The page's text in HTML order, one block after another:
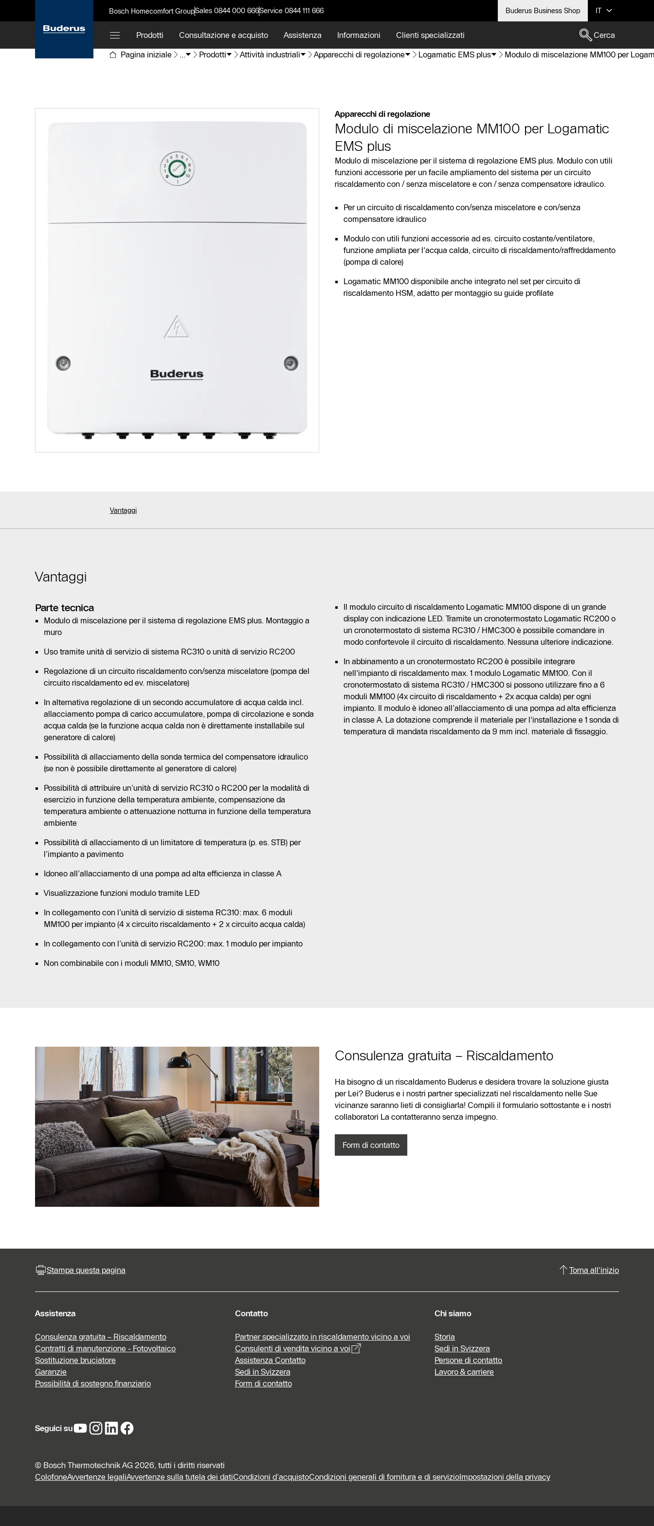
Bosch Homecomfort GroupSales 0844 000 666Service 0844 111 666 Buderus Business Shop IT
Prodotti Consultazione e acquisto Assistenza Informazioni Clienti specializzati
Cerca
Pagina iniziale
... Prodotti Attività industriali Apparecchi di regolazione Logamatic EMS plus Modulo di miscelazione MM100 per
Apparecchi di regolazione
Modulo di miscelazione MM100 per Logamatic
EMS plus
Modulo di miscelazione per il sistema di regolazione EMS plus. Modulo con utili
funzioni accessorie per un facile ampliamento del sistema per un circuito
riscaldamento con / senza miscelatore e con / senza compensatore idraulico.
Per un circuito di riscaldamento con/senza miscelatore e con/senza
compensatore idraulico
Modulo con utili funzioni accessorie ad es. circuito costante/ventilatore,
funzione ampliata per l'acqua calda, circuito di riscaldamento/raffreddamento
(pompa di calore)
Logamatic MM100 disponibile anche integrato nel set per circuito di
riscaldamento HSM, adatto per montaggio su guide profilate
Vantaggi
Vantaggi
Parte tecnica
Modulo di miscelazione per il sistema di regolazione EMS plus. Montaggio a
muro
Uso tramite unità di servizio di sistema RC310 o unità di servizio RC200
Regolazione di un circuito riscaldamento con/senza miscelatore (pompa del
circuito riscaldamento ed ev. miscelatore)
In alternativa regolazione di un secondo accumulatore di acqua calda incl.
allacciamento pompa di carico accumulatore, pompa di circolazione e sonda
acqua calda (se la funzione acqua calda non è direttamente installabile sul
generatore di calore)
Possibilità di allacciamento della sonda termica del compensatore idraulico
(se non è possibile direttamente al generatore di calore)
Possibilità di attribuire un’unità di servizio RC310 o RC200 per la modalità di
esercizio in funzione della temperatura ambiente, compensazione da
temperatura ambiente o attenuazione notturna in funzione della temperatura
ambiente
Possibilità di allacciamento di un limitatore di temperatura (p. es. STB) per
l’impianto a pavimento
Idoneo all’allacciamento di una pompa ad alta efficienza in classe A
Visualizzazione funzioni modulo tramite LED
In collegamento con l’unità di servizio di sistema RC310: max. 6 moduli
MM100 per impianto (4 x circuito riscaldamento + 2 x circuito acqua calda)
In collegamento con l’unità di servizio RC200: max. 1 modulo per impianto
Non combinabile con i moduli MM10, SM10, WM10
Il modulo circuito di riscaldamento Logamatic MM100 dispone di un grande
display con indicazione LED. Tramite un cronotermostato Logamatic RC200 o
un cronotermostato di sistema RC310 / HMC300 è possibile comandare in
modo confortevole il circuito di riscaldamento. Nessuna ulteriore indicazione.
In abbinamento a un cronotermostato RC200 è possibile integrare
nell'impianto di riscaldamento max. 1 modulo Logamatic MM100. Con il
cronotermostato di sistema RC310 / HMC300 si possono utilizzare fino a 6
moduli MM100 (4x circuito di riscaldamento + 2x acqua calda) per ogni
impianto. Il modulo è idoneo all’allacciamento di una pompa ad alta efficienza
in classe A. La dotazione comprende il materiale per l'installazione e 1 sonda di
temperatura di mandata riscaldamento da 9 mm incl. materiale di fissaggio.
Consulenza gratuita – Riscaldamento
Ha bisogno di un riscaldamento Buderus e desidera trovare la soluzione giusta
per Lei? Buderus e i nostri partner specializzati nel riscaldamento nelle Sue
vicinanze saranno lieti di consigliarla! Compili il formulario sottostante e i nostri
collaboratori La contatteranno senza impegno.
Form di contatto
competenti
contatto
Stampa questa pagina Torna all'inizio
Assistenza
Consulenza gratuita – Riscaldamento
Contratti di manutenzione - Fotovoltaico
Sostituzione bruciatore
Garanzie
Possibilità di sostegno finanziario
Contatto
Partner specializzato in riscaldamento vicino a voi
Consulenti di vendita vicino a voi
Assistenza Contatto
Sedi in Svizzera
Form di contatto
Chi siamo
Storia
Sedi in Svizzera
Persone di contatto
Lavoro & carriere
Seguici su
© Bosch Thermotechnik AG 2026, tutti i diritti riservati
ColofoneAvvertenze legaliAvvertenze sulla tutela dei datiCondizioni d’acquistoCondizioni generali di fornitura e di servizioImpostazioni della privacy